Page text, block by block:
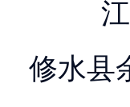
修水县